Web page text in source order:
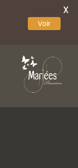
Voir
X